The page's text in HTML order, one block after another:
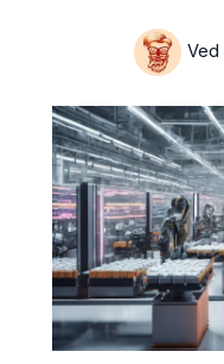
Ved